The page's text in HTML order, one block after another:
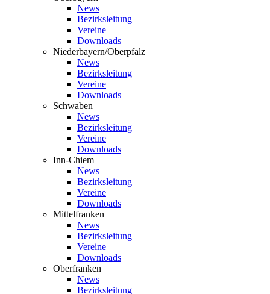
News
Bezirksleitung
Vereine
Downloads
Niederbayern/Oberpfalz
News
Bezirksleitung
Vereine
Downloads
Schwaben
News
Bezirksleitung
Vereine
Downloads
Inn-Chiem
News
Bezirksleitung
Vereine
Downloads
Mittelfranken
News
Bezirksleitung
Vereine
Downloads
Oberfranken
News
Bezirksleitung